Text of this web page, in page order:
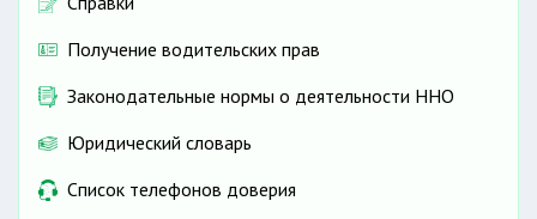
Получение водительских прав
Законодательные нормы о деятельности ННО
Юридический словарь
Список телефонов доверия